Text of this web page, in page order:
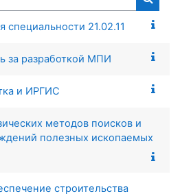
Поиск
специальности 21.02.11
за разработкой МПИ
и ИРГИС
методов поисков и
полезных ископаемых
строительства